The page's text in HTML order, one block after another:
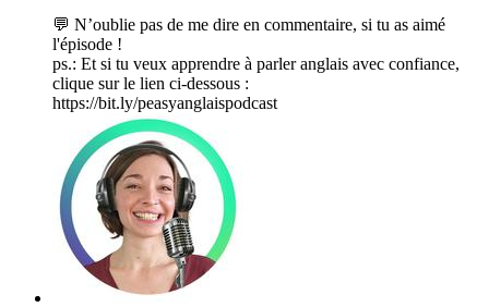
💬 N’oublie pas de me dire en commentaire, si tu as aimé
l'épisode !
ps.: Et si tu veux apprendre à parler anglais avec confiance,
clique sur le lien ci-dessous :
⁠⁠⁠⁠⁠⁠⁠⁠⁠⁠⁠⁠⁠⁠⁠⁠⁠⁠⁠⁠⁠⁠⁠⁠⁠https://bit.ly/peasyanglaispodcast